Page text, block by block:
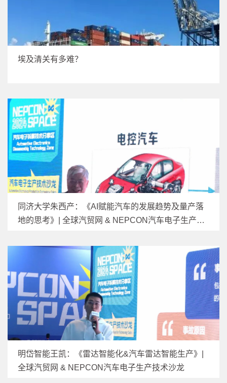
埃及清关有多难？
同济大学朱西产：《AI赋能汽车的发展趋势及量产落
地的思考》| 全球汽贸网 & NEPCON汽车电子生产技
明岱智能王凯：《雷达智能化&汽车雷达智能生产》|
全球汽贸网 & NEPCON汽车电子生产技术沙龙